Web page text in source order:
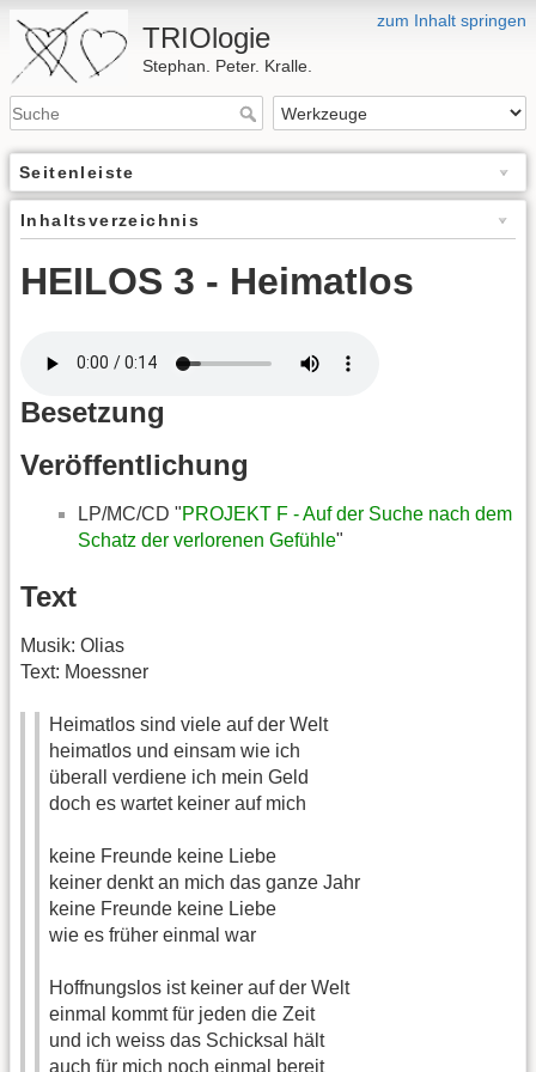
zum Inhalt springen
TRIOlogie
Stephan. Peter. Kralle.
Seitenleiste
Inhaltsverzeichnis
HEILOS 3 - Heimatlos
Besetzung
Veröffentlichung
LP/MC/CD "PROJEKT F - Auf der Suche nach dem
Schatz der verlorenen Gefühle"
Text
Musik: Olias
Text: Moessner
Heimatlos sind viele auf der Welt
heimatlos und einsam wie ich
überall verdiene ich mein Geld
doch es wartet keiner auf mich
keine Freunde keine Liebe
keiner denkt an mich das ganze Jahr
keine Freunde keine Liebe
wie es früher einmal war
Hoffnungslos ist keiner auf der Welt
einmal kommt für jeden die Zeit
und ich weiss das Schicksal hält
auch für mich noch einmal bereit